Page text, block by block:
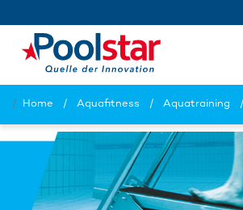
Home Aquafitness Aquatraining